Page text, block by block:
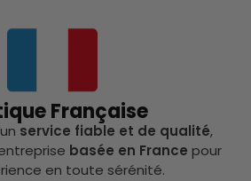
Française
service fiable et de qualité,
basée en France pour
en toute sérénité.